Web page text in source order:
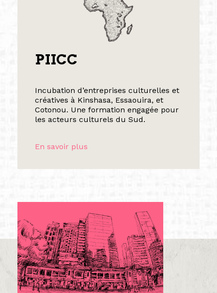
PIICC
Incubation d’entreprises culturelles et
créatives à Kinshasa, Essaouira, et
Cotonou. Une formation engagée pour
les acteurs culturels du Sud.
En savoir plus